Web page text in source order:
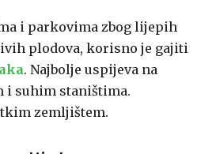
i parkovima zbog lijepih
plodova, korisno je gajiti
. Najbolje uspijeva na
i suhim staništima.
zemljištem.